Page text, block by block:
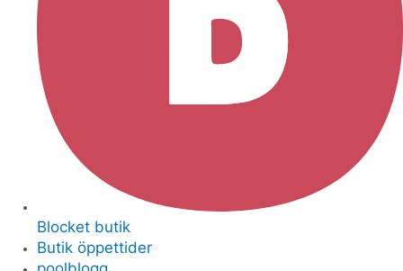
Blocket butik
Butik öppettider